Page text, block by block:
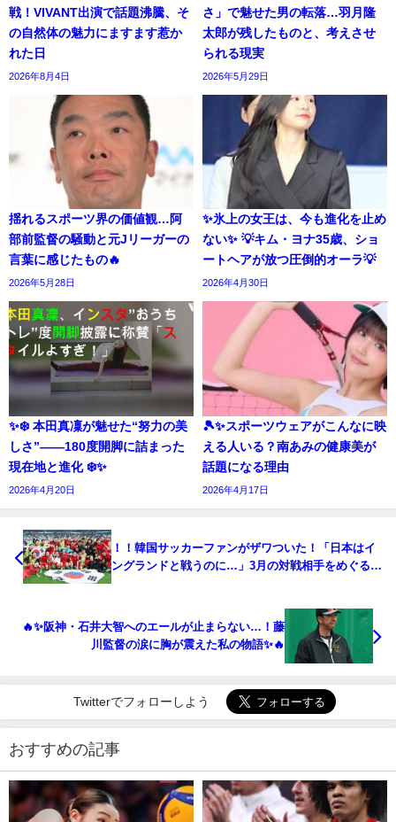
戦！VIVANT出演で話題沸騰、そ
の自然体の魅力にますます惹か
れた日
2026年8月4日
さ」で魅せた男の転落…羽月隆
太郎が残したものと、考えさせ
られる現実
2026年5月29日
揺れるスポーツ界の価値観…阿
部前監督の騒動と元Jリーガーの
言葉に感じたもの🔥
2026年5月28日
✨氷上の女王は、今も進化を止め
ない✨ 💡キム・ヨナ35歳、ショ
ートヘアが放つ圧倒的オーラ💡
2026年4月30日
✨❄️ 本田真凜が魅せた“努力の美
しさ”――180度開脚に詰まった
現在地と進化 ❄️✨
2026年4月20日
🎾✨スポーツウェアがこんなに映
える人いる？南あみの健康美が
話題になる理由
2026年4月17日
！！韓国サッカーファンがザワついた！「日本はイ
ングランドと戦うのに…」3月の対戦相手をめぐる波
🔥✨阪神・石井大智へのエールが止まらない…！藤
川監督の涙に胸が震えた私の物語✨🔥
Twitterでフォローしよう
おすすめの記事